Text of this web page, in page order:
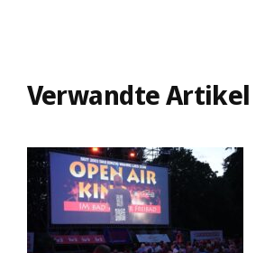
Verwandte Artikel